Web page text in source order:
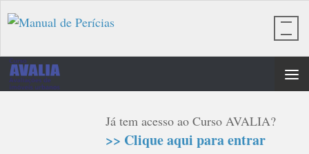
Skip to content
Já tem acesso ao Curso AVALIA?
>> Clique aqui para entrar